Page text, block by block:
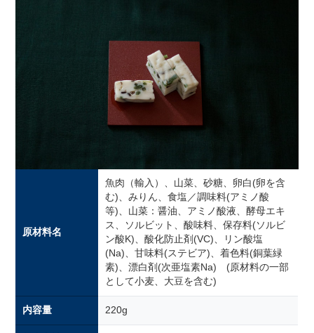
原材料名
魚肉（輸入）、山菜、砂糖、卵白(卵を含
む)、みりん、食塩／調味料(アミノ酸
等)、山菜：醤油、アミノ酸液、酵母エキ
ス、ソルビット、酸味料、保存料(ソルビ
ン酸K)、酸化防止剤(VC)、リン酸塩
(Na)、甘味料(ステビア)、着色料(銅葉緑
素)、漂白剤(次亜塩素Na) (原材料の一部
として小麦、大豆を含む)
内容量 220g